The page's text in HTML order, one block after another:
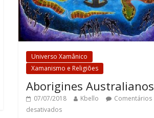
Universo Xamânico
Xamanismo e Religiões
Aborigines Australianos
07/07/2018 Kbello
Comentários
desativados